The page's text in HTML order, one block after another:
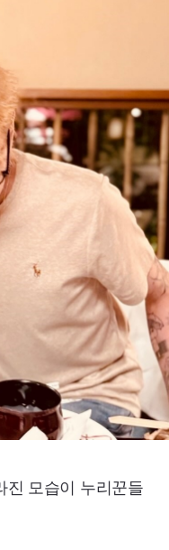
진 모습이 누리꾼들